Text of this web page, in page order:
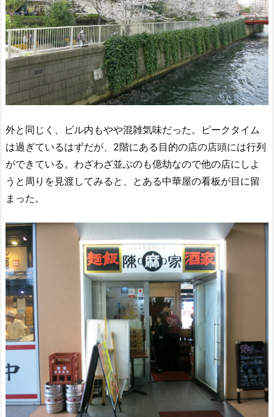
外と同じく、ビル内もやや混雑気味だった。ピークタイム
は過ぎているはずだが、2階にある目的の店の店頭には行列
ができている。わざわざ並ぶのも億劫なので他の店にしよ
うと周りを見渡してみると、とある中華屋の看板が目に留
まった。